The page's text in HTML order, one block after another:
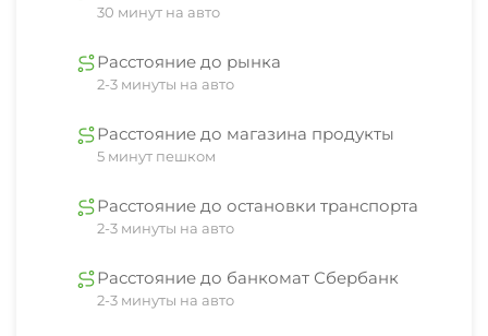
30 минут на авто
Расстояние до рынка
2-3 минуты на авто
Расстояние до магазина продукты
5 минут пешком
Расстояние до остановки транспорта
2-3 минуты на авто
Расстояние до банкомат Сбербанк
2-3 минуты на авто